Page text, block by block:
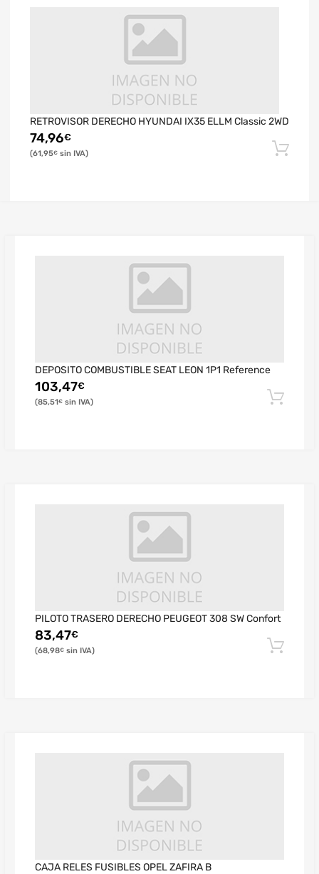
RETROVISOR DERECHO HYUNDAI IX35 ELLM Classic 2WD
74,96€
61,95€
DEPOSITO COMBUSTIBLE SEAT LEON 1P1 Reference
103,47€
85,51€
PILOTO TRASERO DERECHO PEUGEOT 308 SW Confort
83,47€
68,98€
CAJA RELES FUSIBLES OPEL ZAFIRA B